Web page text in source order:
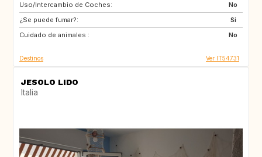
Uso/Intercambio de Coches:
No
¿Se puede fumar?:
Si
Cuidado de animales :
No
CA
Destinos Ver IT54731
JESOLO LIDO
Italia